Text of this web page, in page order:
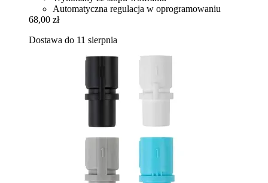
Automatyczna regulacja w oprogramowaniu
68,00 zł
Dostawa do 11 sierpnia